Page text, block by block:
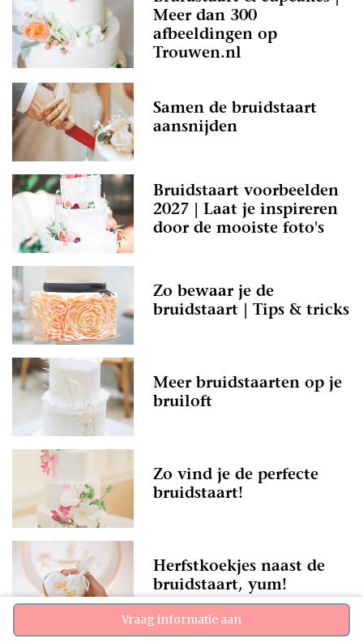
Vraag informatie aan
Meer dan 300
afbeeldingen op
Trouwen.nl
Samen de bruidstaart
aansnijden
Bruidstaart voorbeelden
2027 | Laat je inspireren
door de mooiste foto's
Zo bewaar je de
bruidstaart | Tips & tricks
Meer bruidstaarten op je
bruiloft
Zo vind je de perfecte
bruidstaart!
Herfstkoekjes naast de
bruidstaart, yum!